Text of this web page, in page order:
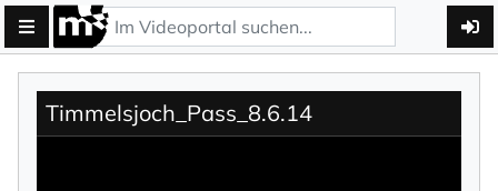
Timmelsjoch_Pass_8.6.14